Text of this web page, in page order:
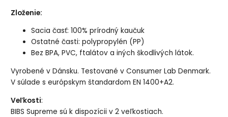
Zloženie:
Sacia časť: 100% prírodný kaučuk
Ostatné časti: polypropylén (PP)
Bez BPA, PVC, ftalátov a iných škodlivých látok.
Vyrobené v Dánsku. Testované v Consumer Lab Denmark.
V súlade s európskym štandardom EN 1400+A2.
Veľkosti:
BIBS Supreme sú k dispozícii v 2 veľkostiach.